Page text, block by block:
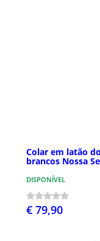
Colar em latão
brancos Nossa
DISPONÍVEL
€ 79,90